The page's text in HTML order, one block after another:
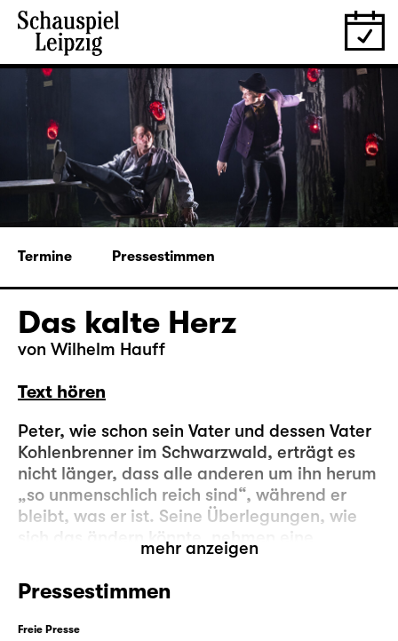
Termine Pressestimmen
Das kalte Herz
von Wilhelm Hauff
Text hören
Peter, wie schon sein Vater und dessen Vater
Kohlenbrenner im Schwarzwald, erträgt es
nicht länger, dass alle anderen um ihn herum
„so unmenschlich reich sind“, während er
bleibt, was er ist. Seine Überlegungen, wie
sich das ändern könnte, nehmen eine
ungeahnte Wendung: Er erfährt, dass er als
Sonntagskind das Glasmännlein aufsuchen
darf, das tief im Schwarzwald lebt. Bei ihm
hat er drei Wünsche frei. Wie einfach ist das!
mehr anzeigen
Pressestimmen
Freie Presse